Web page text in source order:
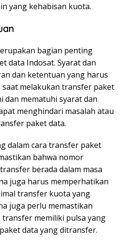
yang kehabisan kuota.
bagian penting
data Indosat. Syarat dan
dan ketentuan yang harus
melakukan transfer paket
dan mematuhi syarat dan
menghindari masalah atau
paket data.
dalam cara transfer paket
bahwa nomor
berada dalam masa
juga harus memperhatikan
transfer kuota yang
juga perlu memastikan
memiliki pulsa yang
data yang ditransfer.